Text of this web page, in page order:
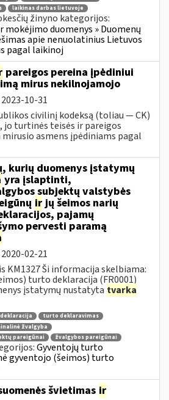
laikinas darbas lietuvoje
žinyno kategorijos:
mokėjimo duomenys » Duomenų
apie nenuolatinius Lietuvos
pagal laikinoj
pareigos pereina įpėdiniui
mirus nekilnojamojo
2023-10-31
civilinį kodeksą (toliau ― CK)
turtinės teisės ir pareigos
asmens įpėdiniams pagal
kurių duomenys įstatymų
yra įslaptinti,
subjektų valstybės
irjų šeimos narių
pajamų
pervesti paramą
2020-02-21
KM1327 Ši informacija skelbiama:
turto deklaracija (FR0001)
įstatymų nustatyta tvarka
turto deklaravimas
žvalgyba
pareigūnai
žvalgybos pareigūnai
Gyventojų turto
gyventojo (šeimos) turto
švietimas ir